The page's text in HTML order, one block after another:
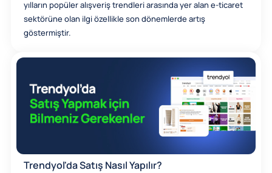
yılların popüler alışveriş trendleri arasında yer alan e-ticaret
sektörüne olan ilgi özellikle son dönemlerde artış
göstermiştir.
Trendyol'da Satış Nasıl Yapılır?